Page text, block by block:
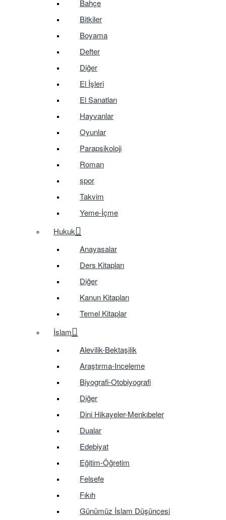
Bahçe
Bitkiler
Boyama
Defter
Diğer
El İşleri
El Sanatları
Hayvanlar
Oyunlar
Parapsikoloji
Roman
spor
Takvim
Yeme-İçme
Hukuk
Anayasalar
Ders Kitapları
Diğer
Kanun Kitapları
Temel Kitaplar
İslam
Alevilik-Bektaşilik
Araştırma-Inceleme
Biyografi-Otobiyografi
Diğer
Dini Hikayeler-Menkıbeler
Dualar
Edebiyat
Eğitim-Öğretim
Felsefe
Fıkıh
Günümüz İslam Düşüncesi